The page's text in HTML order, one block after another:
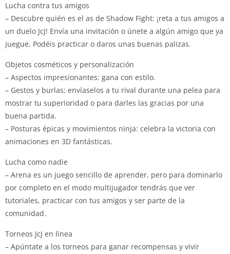
Lucha contra tus amigos
– Descubre quién es el as de Shadow Fight: ¡reta a tus amigos a
un duelo JcJ! Envía una invitación o únete a algún amigo que ya
juegue. Podéis practicar o daros unas buenas palizas.
Objetos cosméticos y personalización
– Aspectos impresionantes: gana con estilo.
– Gestos y burlas: envíaselos a tu rival durante una pelea para
mostrar tu superioridad o para darles las gracias por una
buena partida.
– Posturas épicas y movimientos ninja: celebra la victoria con
animaciones en 3D fantásticas.
Lucha como nadie
– Arena es un juego sencillo de aprender, pero para dominarlo
por completo en el modo multijugador tendrás que ver
tutoriales, practicar con tus amigos y ser parte de la
comunidad.
Torneos JcJ en línea
– Apúntate a los torneos para ganar recompensas y vivir